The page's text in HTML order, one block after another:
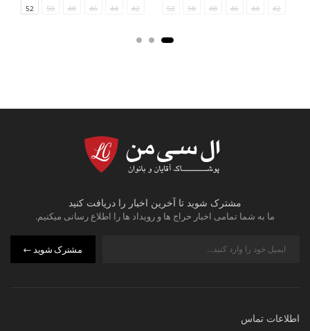
42
44
46
48
50
52
4042
44
46
48
50
52
مشترک شوید تا آخرین اخبار را دریافت کنید
ما به شما تمامی اخبار حراج ها و رویداد ها را اطلاع رسانی میکنیم.
مشترک شوید
اطلاعات تماس